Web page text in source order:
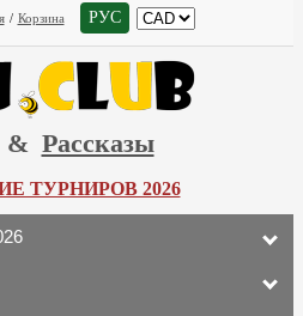
/ Корзина РУС
& Рассказы
ТУРНИРОВ 2026